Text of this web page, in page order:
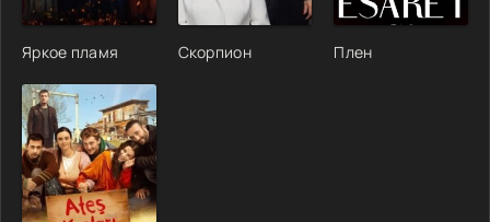
Яркое пламя Скорпион Плен